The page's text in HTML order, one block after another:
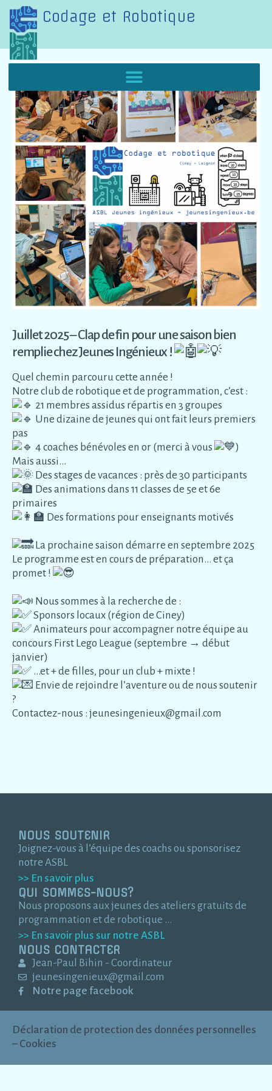
Codage et Robotique
Juillet 2025 – Clap de fin pour une saison bien
remplie chez Jeunes Ingénieux !
Quel chemin parcouru cette année !
Notre club de robotique et de programmation, c’est :
21 membres assidus répartis en 3 groupes
Une dizaine de jeunes qui ont fait leurs premiers
pas
4 coaches bénévoles en or (merci à vous
)
Mais aussi…
Des stages de vacances : près de 30 participants
Des animations dans 11 classes de 5e et 6e
primaires
Des formations pour enseignants motivés
La prochaine saison démarre en septembre 2025
Le programme est en cours de préparation… et ça
promet !
Nous sommes à la recherche de :
Sponsors locaux (région de Ciney)
Animateurs pour accompagner notre équipe au
concours First Lego League (septembre → début
janvier)
…et + de filles, pour un club + mixte !
Envie de rejoindre l’aventure ou de nous soutenir
?
Contactez-nous : jeunesingenieux@gmail.com
NOUS SOUTENIR
Joignez-vous à l’équipe des coachs ou sponsorisez
notre ASBL
>> En savoir plus
QUI SOMMES-NOUS?
Nous proposons aux jeunes des ateliers gratuits de
programmation et de robotique …
>> En savoir plus sur notre ASBL
NOUS CONTACTER
Jean-Paul Bihin - Coordinateur
jeunesingenieux@gmail.com
Notre page facebook
Déclaration de protection des données personnelles
– Cookies